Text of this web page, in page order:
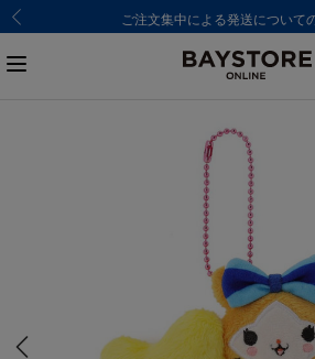
ご注文集中による発送について